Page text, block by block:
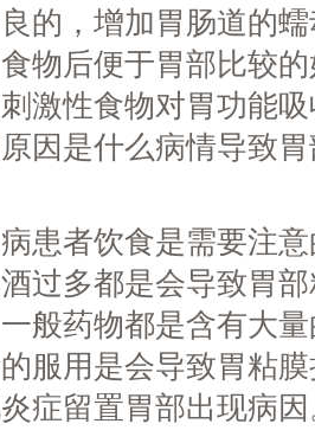
的，增加胃肠道的
物后便于胃部比较
激性食物对胃功能
因是什么病情导致
患者饮食是需要注
过多都是会导致胃
般药物都是含有大
服用是会导致胃粘
症留置胃部出现病